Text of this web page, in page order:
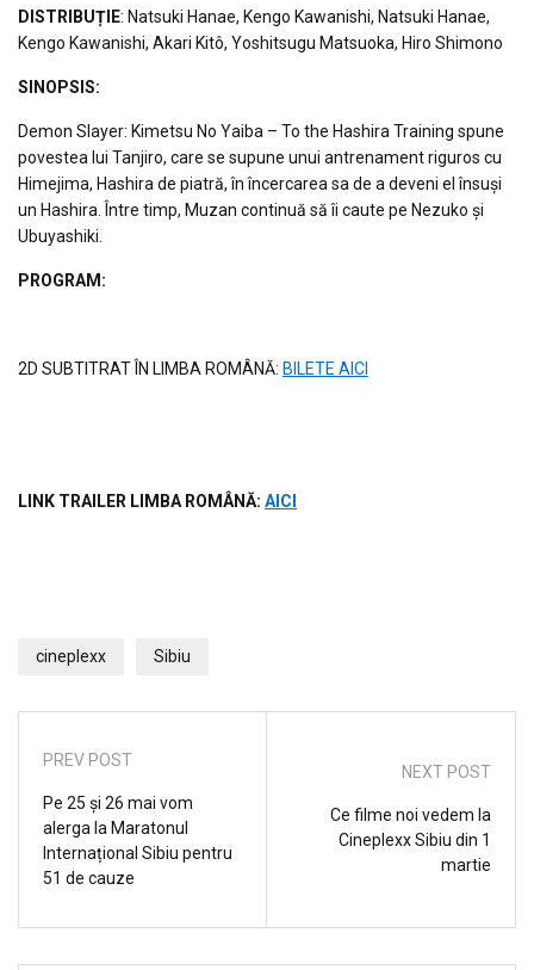
DISTRIBUȚIE: Natsuki Hanae, Kengo Kawanishi, Natsuki Hanae,
Kengo Kawanishi, Akari Kitô, Yoshitsugu Matsuoka, Hiro Shimono
S INOPSIS:
Demon Slayer: Kimetsu No Yaiba – To the Hashira Training spune
povestea lui Tanjiro, care se supune unui antrenament riguros cu
Himejima, Hashira de piatră, în încercarea sa de a deveni el însuși
un Hashira. Între timp, Muzan continuă să îi caute pe Nezuko și
Ubuyashiki.
PROGRAM:
2D SUBTITRAT ÎN LIMBA ROMÂNĂ: BILETE AICI
LINK TRAILER LIMBA ROMÂNĂ: AICI
cineplexx Sibiu
PREV POST
Pe 25 și 26 mai vom
alerga la Maratonul
Internațional Sibiu pentru
51 de cauze
NEXT POST
Ce filme noi vedem la
Cineplexx Sibiu din 1
martie